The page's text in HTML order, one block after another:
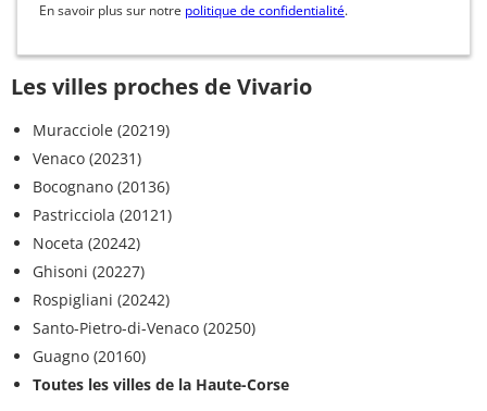
En savoir plus sur notre politique de confidentialité.
Les villes proches de Vivario
Muracciole (20219)
Venaco (20231)
Bocognano (20136)
Pastricciola (20121)
Noceta (20242)
Ghisoni (20227)
Rospigliani (20242)
Santo-Pietro-di-Venaco (20250)
Guagno (20160)
Toutes les villes de la Haute-Corse